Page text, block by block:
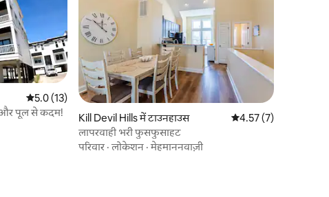
औसत रेटिंग 5 में से 5.0, 13 समीक्षाएँ
5.0 (13)
और पूल से कदम!
Kill Devil Hills में टाउनहाउस औसत रेटिंग 5 में से 4.57,
4.57 (7)
लापरवाही भरी फुसफुसाहट
परिवार ·लोकेशन ·मेहमाननवाज़ी